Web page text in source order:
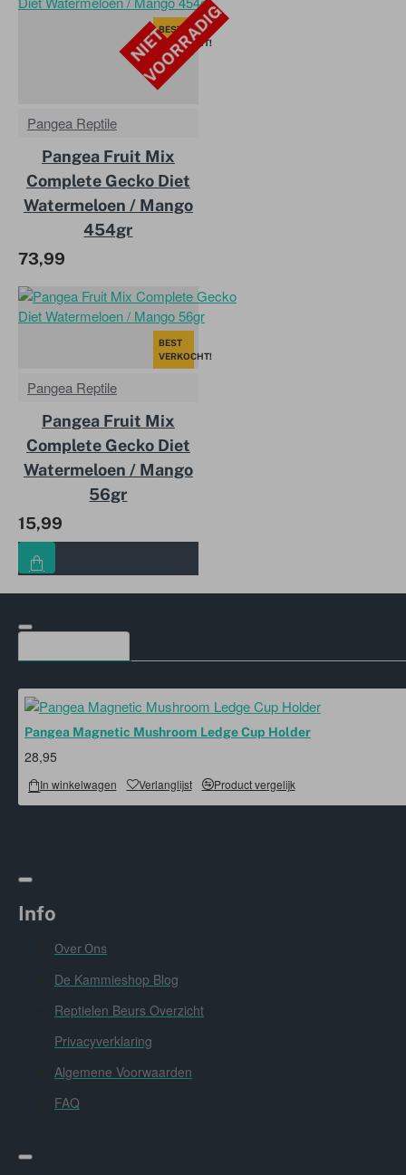
BEST
VERKOCHT!
N
I
E
T
V
O
O
R
R
A
D
I
G
Pangea Reptile
Pangea Fruit Mix
Complete Gecko Diet
Watermeloen / Mango
454gr
73,99
BEST
VERKOCHT!
Pangea Reptile
Pangea Fruit Mix
Complete Gecko Diet
Watermeloen / Mango
56gr
15,99
Pangea Magnetic Mushroom Ledge Cup Holder
28,95
In winkelwagen Verlanglijst Product vergelijk
Info
Over Ons
De Kammieshop Blog
Reptielen Beurs Overzicht
Privacyverklaring
Algemene Voorwaarden
FAQ